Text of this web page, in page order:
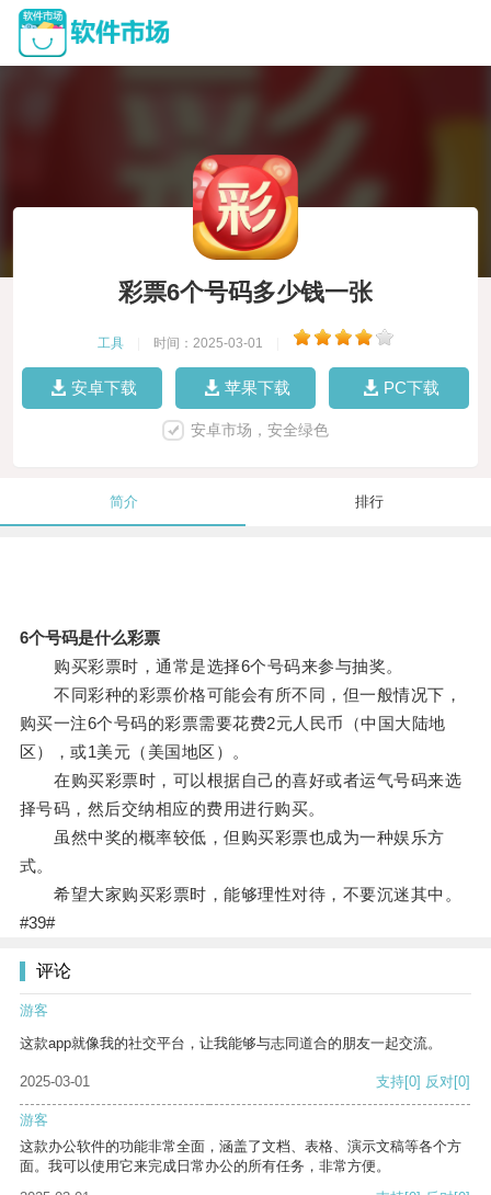
彩票6个号码多少钱一张
工具 时间：2025-03-01
安卓下载 苹果下载 PC下载
安卓市场，安全绿色
简介 排行
6个号码是什么彩票
购买彩票时，通常是选择6个号码来参与抽奖。
不同彩种的彩票价格可能会有所不同，但一般情况下，
购买一注6个号码的彩票需要花费2元人民币（中国大陆地
区），或1美元（美国地区）。
在购买彩票时，可以根据自己的喜好或者运气号码来选
择号码，然后交纳相应的费用进行购买。
虽然中奖的概率较低，但购买彩票也成为一种娱乐方
式。
希望大家购买彩票时，能够理性对待，不要沉迷其中。
#39#
评论
游客
这款app就像我的社交平台，让我能够与志同道合的朋友一起交流。
2025-03-01 支持[0] 反对[0]
游客
这款办公软件的功能非常全面，涵盖了文档、表格、演示文稿等各个方
面。我可以使用它来完成日常办公的所有任务，非常方便。